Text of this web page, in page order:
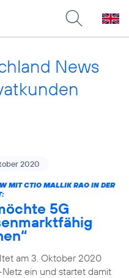
News
2020
MIT CTIO MALLIK RAO IN DER
5G
am 3. Oktober 2020
ein und startet damit